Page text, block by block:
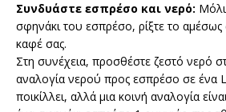
Συνδυάστε εσπρέσο και νερό:
σφηνάκι του εσπρέσο, ρίξτε το αμέσως
καφέ σας.
Στη συνέχεια, προσθέστε ζεστό νερό
αναλογία νερού προς εσπρέσο σε ένα
ποικίλλει, αλλά μια κοινή αναλογία